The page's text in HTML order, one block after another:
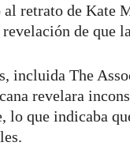
retrato de Kate
de que
incluida The
revelara
lo que indicaba